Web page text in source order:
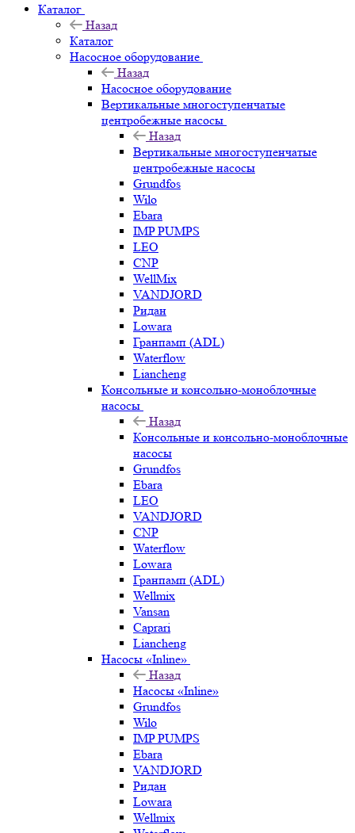
Каталог
Назад
Каталог
Насосное оборудование
Назад
Насосное оборудование
Вертикальные многоступенчатые
центробежные насосы
Назад
Вертикальные многоступенчатые
центробежные насосы
Grundfos
Wilo
Ebara
IMP PUMPS
LEO
CNP
WellMix
VANDJORD
Ридан
Lowara
Гранпамп (ADL)
Waterflow
Liancheng
Консольные и консольно-моноблочные
насосы
Назад
Консольные и консольно-моноблочные
насосы
Grundfos
Ebara
LEO
VANDJORD
CNP
Waterflow
Lowara
Гранпамп (ADL)
Wellmix
Vansan
Caprari
Liancheng
Насосы «Inline»
Назад
Насосы «Inline»
Grundfos
Wilo
IMP PUMPS
Ebara
VANDJORD
Ридан
Lowara
Wellmix